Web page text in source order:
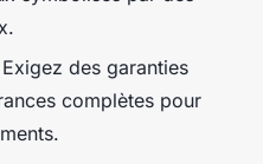
des garanties
complètes pour